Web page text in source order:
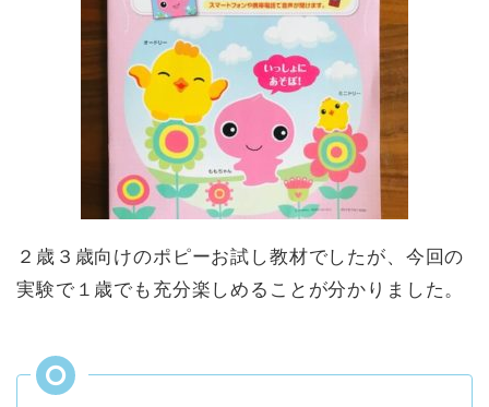
２歳３歳向けのポピーお試し教材でしたが、今回の
実験で１歳でも充分楽しめることが分かりました。